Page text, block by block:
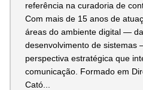
referência na curadoria de
Com mais de 15 anos de
áreas do ambiente digital —
desenvolvimento de sistemas
perspectiva estratégica que
comunicação. Formado em
Cató...